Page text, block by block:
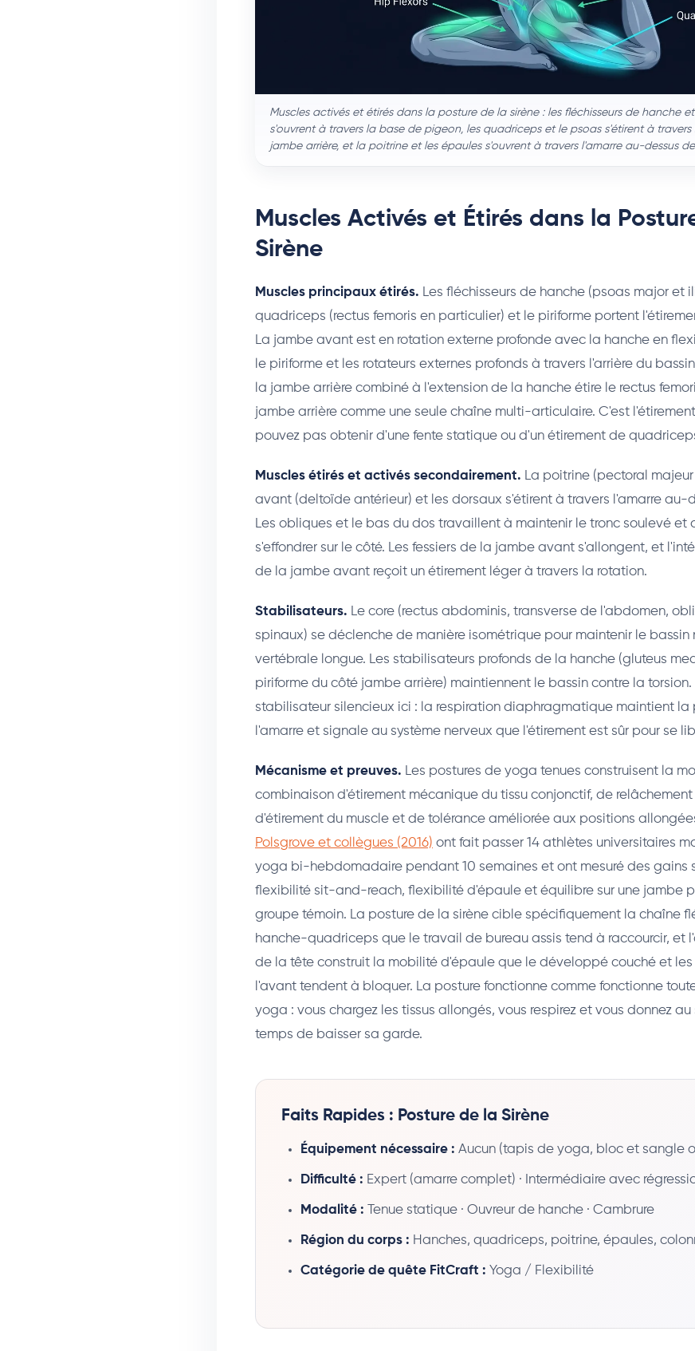
Muscles activés et étirés dans la posture de la sirène : les fléchisseurs de hanche
s'ouvrent à travers la base de pigeon, les quadriceps et le psoas s'étirent à
jambe arrière, et la poitrine et les épaules s'ouvrent à travers l'amarre au-dessus
Muscles Activés et Étirés dans la
Sirène
Muscles principaux étirés. Les fléchisseurs de hanche (psoas major et
quadriceps (rectus femoris en particulier) et le piriforme portent
La jambe avant est en rotation externe profonde avec la hanche en
le piriforme et les rotateurs externes profonds à travers l'arrière du
la jambe arrière combiné à l'extension de la hanche étire le rectus
jambe arrière comme une seule chaîne multi-articulaire. C'est
pouvez pas obtenir d'une fente statique ou d'un étirement de
Muscles étirés et activés secondairement. La poitrine (pectoral
avant (deltoïde antérieur) et les dorsaux s'étirent à travers l'amarre au-
Les obliques et le bas du dos travaillent à maintenir le tronc soulevé et
s'effondrer sur le côté. Les fessiers de la jambe avant s'allongent, et
de la jambe avant reçoit un étirement léger à travers la rotation.
Stabilisateurs. Le core (rectus abdominis, transverse de l'abdomen,
spinaux) se déclenche de manière isométrique pour maintenir le
vertébrale longue. Les stabilisateurs profonds de la hanche (gluteus
piriforme du côté jambe arrière) maintiennent le bassin contre la
stabilisateur silencieux ici : la respiration diaphragmatique maintient la
l'amarre et signale au système nerveux que l'étirement est sûr pour se
Mécanisme et preuves. Les postures de yoga tenues construisent la
combinaison d'étirement mécanique du tissu conjonctif, de relâchement
d'étirement du muscle et de tolérance améliorée aux positions
Polsgrove et collègues (2016) ont fait passer 14 athlètes universitaires
yoga bi-hebdomadaire pendant 10 semaines et ont mesuré des gains
flexibilité sit-and-reach, flexibilité d'épaule et équilibre sur une jambe
groupe témoin. La posture de la sirène cible spécifiquement la chaîne
hanche-quadriceps que le travail de bureau assis tend à raccourcir, et
de la tête construit la mobilité d'épaule que le développé couché et les
l'avant tendent à bloquer. La posture fonctionne comme fonctionne
yoga : vous chargez les tissus allongés, vous respirez et vous donnez
temps de baisser sa garde.
Faits Rapides : Posture de la Sirène
Équipement nécessaire : Aucun (tapis de yoga, bloc et sangle
Difficulté : Expert (amarre complet) · Intermédiaire avec
Modalité : Tenue statique · Ouvreur de hanche · Cambrure
Région du corps : Hanches, quadriceps, poitrine, épaules,
Catégorie de quête FitCraft : Yoga / Flexibilité